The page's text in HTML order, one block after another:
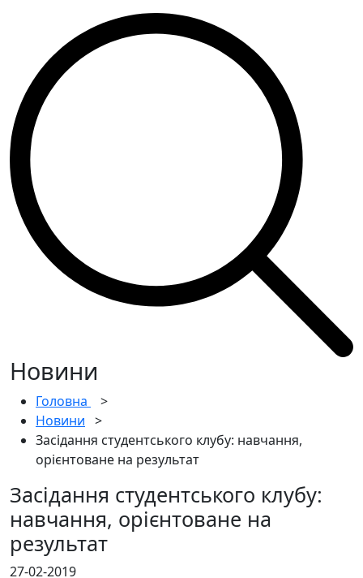
Новини
Головна
>
Новини >
Засідання студентського клубу: навчання,
орієнтоване на результат
Засідання студентського клубу:
навчання, орієнтоване на
результат
27-02-2019